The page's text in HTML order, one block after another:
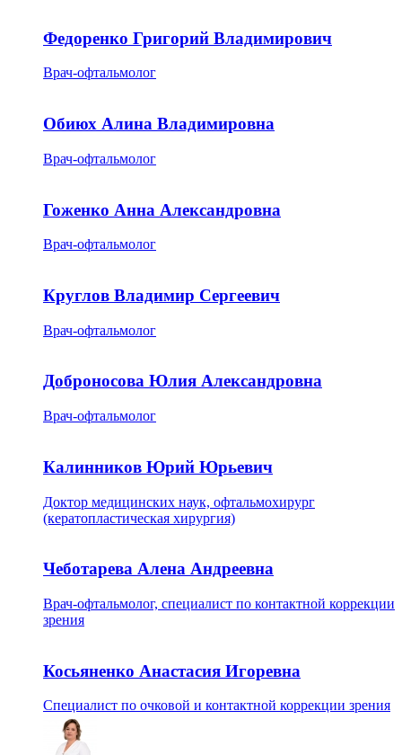
Федоренко Григорий Владимирович
Врач-офтальмолог
Обиюх Алина Владимировна
Врач-офтальмолог
Гоженко Анна Александровна
Врач-офтальмолог
Круглов Владимир Сергеевич
Врач-офтальмолог
Доброносова Юлия Александровна
Врач-офтальмолог
Калинников Юрий Юрьевич
Доктор медицинских наук, офтальмохирург
(кератопластическая хирургия)
Чеботарева Алена Андреевна
Врач-офтальмолог, специалист по контактной коррекции
зрения
Косьяненко Анастасия Игоревна
Специалист по очковой и контактной коррекции зрения